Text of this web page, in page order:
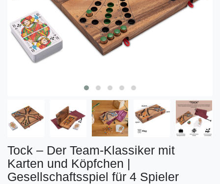
Tock – Der Team-Klassiker mit
Karten und Köpfchen |
Gesellschaftsspiel für 4 Spieler